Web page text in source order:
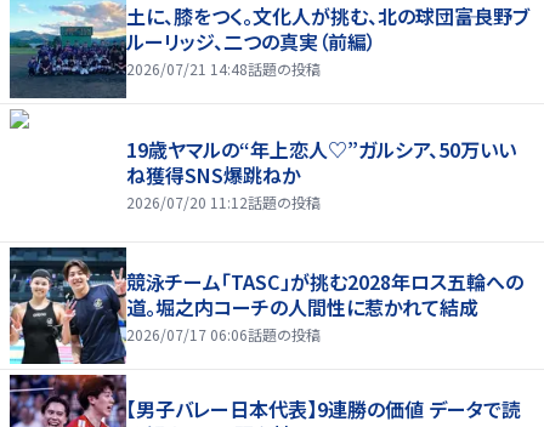
土に、膝をつく。文化人が挑む、北の球団――富良野ブ
ルーリッジ、二つの真実（前編）
2026/07/21 14:48話題の投稿
19歳ヤマルの“年上恋人♡”ガルシア、50万いい
ね獲得SNS爆跳ねか
2026/07/20 11:12話題の投稿
競泳チーム「TASC」が挑む2028年ロス五輪への
道。堀之内コーチの人間性に惹かれて結成
2026/07/17 06:06話題の投稿
【男子バレー日本代表】9連勝の価値 データで読